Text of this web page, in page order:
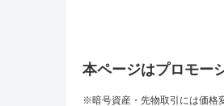
本ページはプロモー
※暗号資産・先物取引には価格